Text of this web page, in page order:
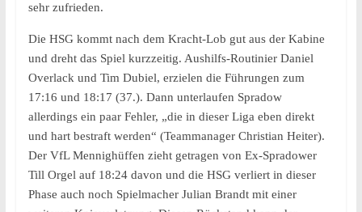
sehr zufrieden.
Die HSG kommt nach dem Kracht-Lob gut aus der Kabine
und dreht das Spiel kurzzeitig. Aushilfs-Routinier Daniel
Overlack und Tim Dubiel, erzielen die Führungen zum
17:16 und 18:17 (37.). Dann unterlaufen Spradow
allerdings ein paar Fehler, „die in dieser Liga eben direkt
und hart bestraft werden“ (Teammanager Christian Heiter).
Der VfL Mennighüffen zieht getragen von Ex-Spradower
Till Orgel auf 18:24 davon und die HSG verliert in dieser
Phase auch noch Spielmacher Julian Brandt mit einer